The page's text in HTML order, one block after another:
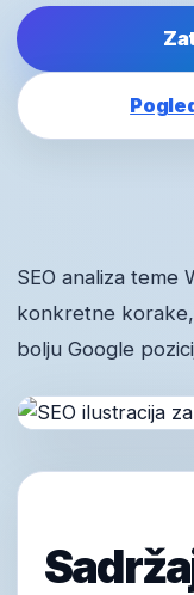
SEO analiza teme
konkretne
bolju Google